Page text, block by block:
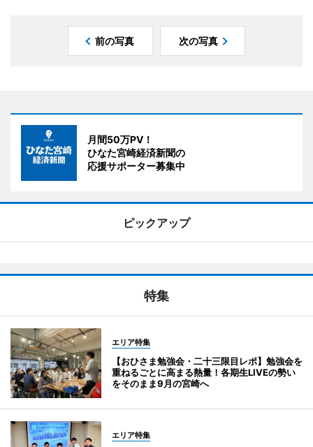
前の写真 次の写真
月間50万PV！
ひなた宮崎経済新聞の
応援サポーター募集中
ピックアップ
特集
エリア特集
【おひさま勉強会・二十三限目レポ】勉強会を
重ねるごとに高まる熱量！各期生LIVEの勢い
をそのまま9月の宮崎へ
エリア特集